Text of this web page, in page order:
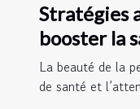
Stratégies
booster la
La beauté de la
de santé et